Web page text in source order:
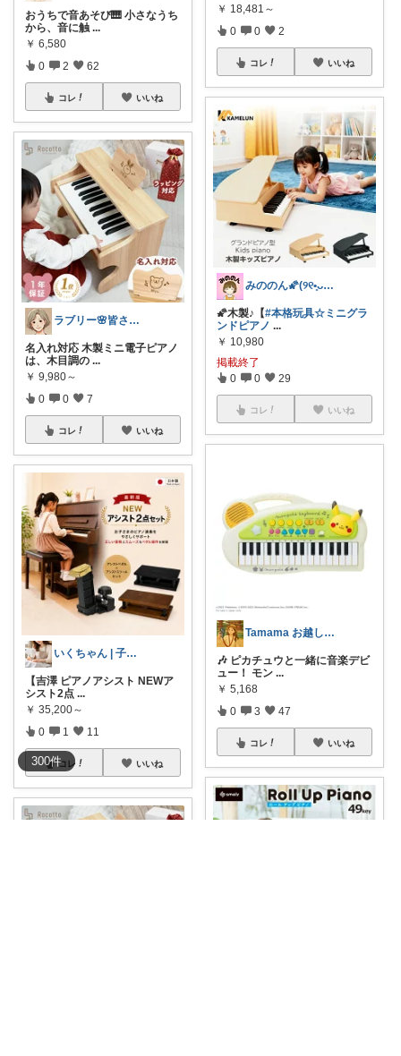
300件
おうちで音あそび🎹 小さなうち
から、音に触 ...
￥ 6,580
0 2 62
コレ いいね
ラブリー🌸皆さんありがとう
名入れ対応 木製ミニ電子ピアノ
は、木目調の ...
￥ 9,980～
0 0 7
コレ いいね
いくちゃん | 子ども×ハンドメイド
【吉澤 ピアノアシスト NEWア
シスト2点 ...
￥ 35,200～
0 1 11
コレ いいね
￥ 18,481～
0 0 2
コレ いいね
みののん🌠(୨୧•͈ᴗ•͈)感謝♡
🌠木製♪【#本格玩具☆ミニグラ
ンドピアノ ...
￥ 10,980
掲載終了
0 0 29
コレ いいね
Tamama お越しくださり感謝です💖
🎶 ピカチュウと一緒に音楽デビ
ュー！ モン ...
￥ 5,168
0 3 47
コレ いいね